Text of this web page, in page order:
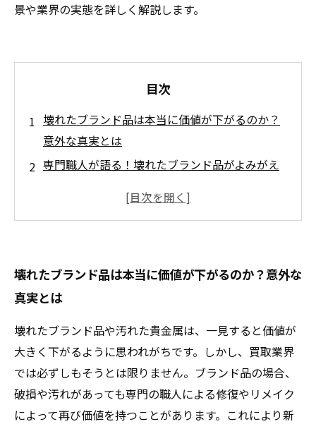
景や業界の実態を詳しく解説します。
目次
壊れたブランド品は本当に価値が下がるのか？
意外な真実とは
専門職人が語る！壊れたブランド品がよみがえ
汚れた貴金属でも高値になる理由とその市場で
されない価値の本質
まとめ：壊れても汚れていても価値が残る理由
と賢い買取のポイント
壊れたブランド品や貴金属でも高値取引が可能
な買取店の選び方
実例紹介！壊れたジュエリーが驚きの価格で売
れた理由
壊れたブランド品は本当に価値が下がるのか？意外な
真実とは
壊れたブランド品や汚れた貴金属は、一見すると価値が
大きく下がるように思われがちです。しかし、買取業界
では必ずしもそうとは限りません。ブランド品の場合、
破損や汚れがあっても専門の職人による修復やリメイク
によって再び価値を持つことがあります。これにより新